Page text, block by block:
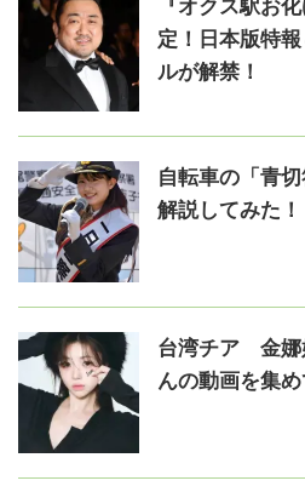
『オクス駅お
定！日本版特
ルが解禁！
自転車の「青
解説してみた！
台湾チア 金
んの動画を集め